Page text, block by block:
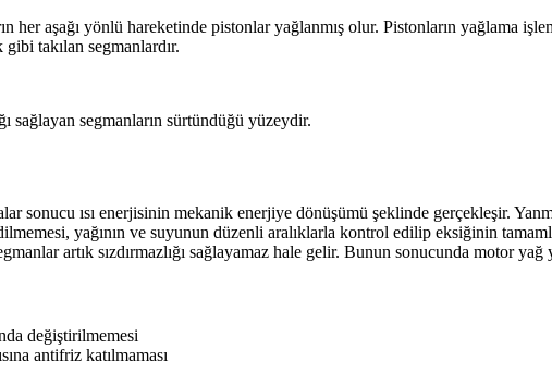
her aşağı yönlü hareketinde pistonlar yağlanmış olur. Pistonların yağlama
gibi takılan segmanlardır.
sağlayan segmanların sürtündüğü yüzeydir.
sonucu ısı enerjisinin mekanik enerjiye dönüşümü şeklinde gerçekleşir.
yağının ve suyunun düzenli aralıklarla kontrol edilip eksiğinin
artık sızdırmazlığı sağlayamaz hale gelir. Bunun sonucunda motor yağ
değiştirilmemesi
antifriz katılmaması